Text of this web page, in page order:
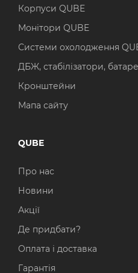
Корпуси QUBE
Монітори QUBE
Системи охолодження
ДБЖ, стабілізатори,
Кронштейни
Мапа сайту
QUBE
Про нас
Новини
Акції
Де придбати?
Оплата і доставка
Гарантія